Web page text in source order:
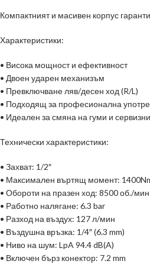
Компактният и масивен корпус
Характеристики:
• Висока мощност и ефективност
• Двоен ударен механизъм
• Превключване ляв/десен ход (R/L)
• Подходящ за професионална
• Идеален за смяна на гуми и
Технически характеристики:
• Захват: 1/2″
• Максимален въртящ момент:
• Обороти на празен ход: 8500 об./мин
• Работно налягане: 6.3 bar
• Разход на въздух: 127 л/мин
• Въздушна връзка: 1/4″ (6.3 mm)
• Ниво на шум: LpA 94.4 dB(A)
• Включен бърз конектор: 7.2 mm